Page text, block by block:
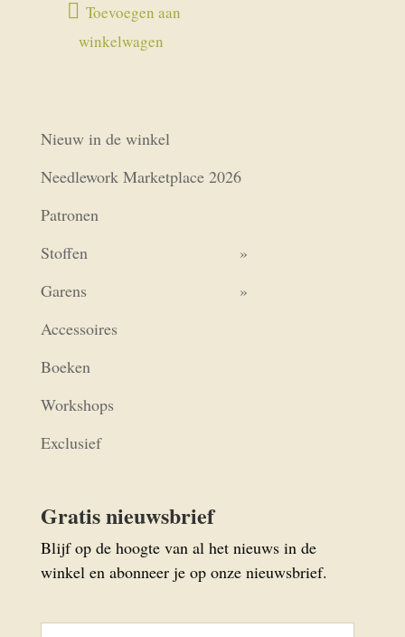
Toevoegen aan
winkelwagen
Nieuw in de winkel
Needlework Marketplace 2026
Patronen
Stoffen
Garens
Accessoires
Boeken
Workshops
Exclusief
Gratis nieuwsbrief
Blijf op de hoogte van al het nieuws in de
winkel en abonneer je op onze nieuwsbrief.